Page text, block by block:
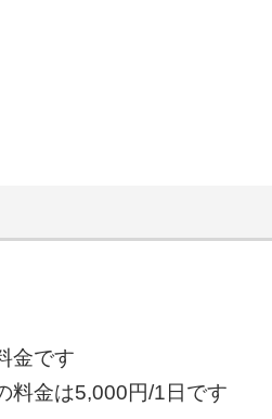
金です
料金は5,000円/1日です